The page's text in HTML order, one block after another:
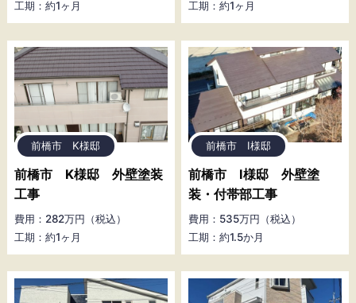
工期：約1ヶ月
工期：約1ヶ月
前橋市 K様邸
前橋市 K様邸 外壁塗装
工事
費用：282万円（税込）
工期：約1ヶ月
前橋市 I様邸
前橋市 I様邸 外壁塗
装・付帯部工事
費用：535万円（税込）
工期：約1.5か月